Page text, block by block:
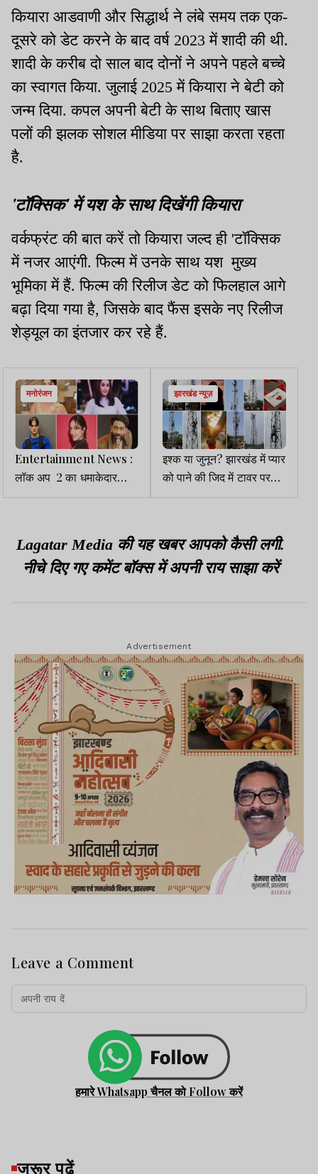
कियारा आडवाणी और सिद्धार्थ ने लंबे समय तक एक-
दूसरे को डेट करने के बाद वर्ष 2023 में शादी की थी.
शादी के करीब दो साल बाद दोनों ने अपने पहले बच्चे
का स्वागत किया. जुलाई 2025 में कियारा ने बेटी को
जन्म दिया. कपल अपनी बेटी के साथ बिताए खास
पलों की झलक सोशल मीडिया पर साझा करता रहता
है.
'टॉक्सिक' में यश के साथ दिखेंगी कियारा
वर्कफ्रंट की बात करें तो कियारा जल्द ही 'टॉक्सिक
में नजर आएंगी. फिल्म में उनके साथ यश मुख्य
भूमिका में हैं. फिल्म की रिलीज डेट को फिलहाल आगे
बढ़ा दिया गया है, जिसके बाद फैंस इसके नए रिलीज
शेड्यूल का इंतजार कर रहे हैं.
मनोरंजन
Entertainment News :
लॉक अप 2 का धमाकेदार
आगाज, सच या सजा के खेल में
झारखंड न्यूज़
इश्क या जुनून? झारखंड में प्यार
को पाने की जिद में टावर पर
चढ़ रहे प्रेमी-प्रेमिका
Lagatar Media की यह खबर आपको कैसी लगी.
नीचे दिए गए कमेंट बॉक्स में अपनी राय साझा करें
Advertisement
Leave a Comment
हमारे Whatsapp चैनल को Follow करें
जरूर पढ़ें